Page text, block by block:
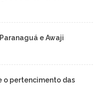
e Awaji
o pertencimento das